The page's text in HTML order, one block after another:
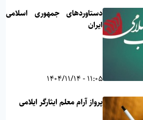
دستاوردهای جمهوری اسلامی
ایران
11:05 - 1404/11/14
پرواز آرام معلم ایثارگر ایلامی